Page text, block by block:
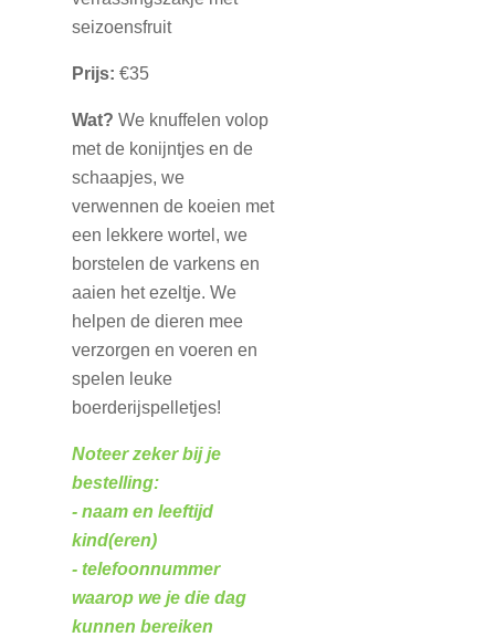
seizoensfruit
Prijs: €35
Wat? We knuffelen volop
met de konijntjes en de
schaapjes, we
verwennen de koeien met
een lekkere wortel, we
borstelen de varkens en
aaien het ezeltje. We
helpen de dieren mee
verzorgen en voeren en
spelen leuke
boerderijspelletjes!
Noteer zeker bij je
bestelling:
- naam en leeftijd
kind(eren)
- telefoonnummer
waarop we je die dag
kunnen bereiken